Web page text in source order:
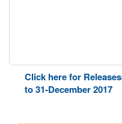
Click here for
to 31-December 2017